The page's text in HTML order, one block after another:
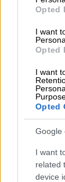
Opted
I want
Opted
I want
Opted
Google
I want
related
device
Στη μεν
δεύτερη,
τρία